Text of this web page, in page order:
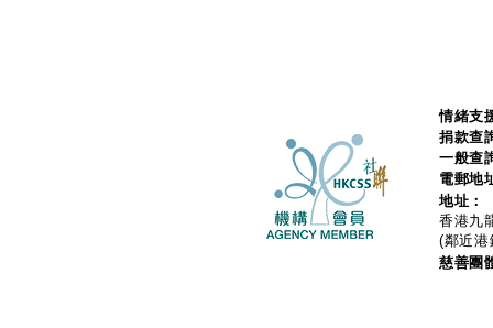
情緒支
捐款查
一般查
電郵地
地址：
香港九
(鄰近港
慈善團